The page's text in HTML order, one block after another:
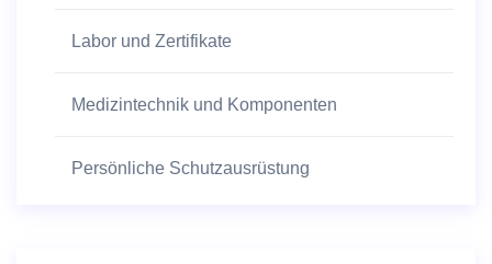
Labor und Zertifikate
Medizintechnik und Komponenten
Persönliche Schutzausrüstung